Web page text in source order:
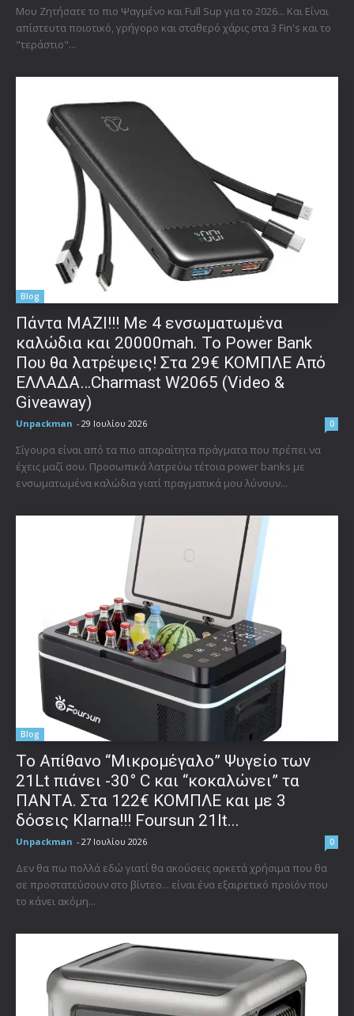
Μου Ζητήσατε το πιο Ψαγμένο και Full Sup για το 2026... Και Είναι
απίστευτα ποιοτικό, γρήγορο και σταθερό χάρις στα 3 Fin's και το
"τεράστιο"...
Blog
Πάντα ΜΑΖΙ!!! Με 4 ενσωματωμένα
καλώδια και 20000mah. Το Power Bank
Που θα λατρέψεις! Στα 29€ ΚΟΜΠΛΕ Από
ΕΛΛΑΔΑ…Charmast W2065 (Video &
Giveaway)
Unpackman - 29 Ιουλίου 2026 0
Σίγουρα είναι από τα πιο απαραίτητα πράγματα που πρέπει να
έχεις μαζί σου. Προσωπικά λατρεύω τέτοια power banks με
ενσωματωμένα καλώδια γιατί πραγματικά μου λύνουν...
Blog
Το Απίθανο “Μικρομέγαλο” Ψυγείο των
21Lt πιάνει -30° C και “κοκαλώνει” τα
ΠΑΝΤΑ. Στα 122€ ΚΟΜΠΛΕ και με 3
δόσεις Klarna!!! Foursun 21lt...
Unpackman - 27 Ιουλίου 2026 0
Δεν θα πω πολλά εδώ γιατί θα ακούσεις αρκετά χρήσιμα που θα
σε προστατεύσουν στο βίντεο... είναι ένα εξαιρετικό προϊόν που
το κάνει ακόμη...